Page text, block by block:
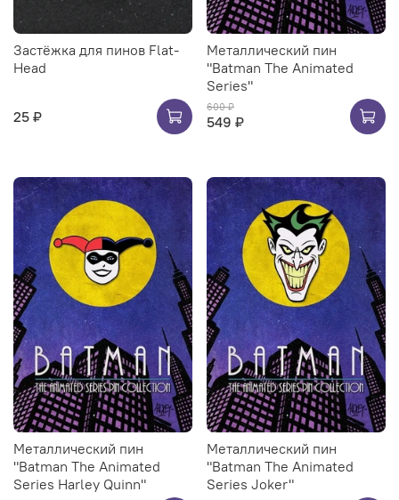
Застёжка для пинов Flat-
Head
25 ₽
Металлический пин
"Batman The Animated
Series"
600 ₽
549 ₽
Металлический пин
"Batman The Animated
Series Harley Quinn"
Металлический пин
"Batman The Animated
Series Joker"